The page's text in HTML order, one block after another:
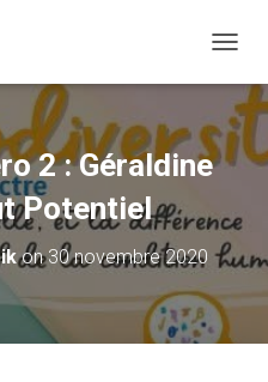
U
R
F
E
R
E
2 : Géraldine
Potentiel
on30 novembre 2020